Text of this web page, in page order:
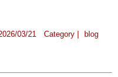
03/21 Category | blog